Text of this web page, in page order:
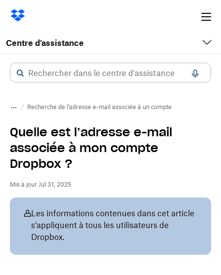
Centre d'assistance
Recherche de l’adresse e-mail associée à un compte
Quelle est l’adresse e-mail
associée à mon compte
Dropbox ?
Mis à jour Jul 31, 2025
Les informations contenues dans cet article
s’appliquent à tous les utilisateurs de
Dropbox.